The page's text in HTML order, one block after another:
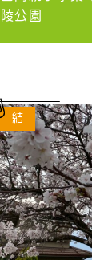
陵公園
結